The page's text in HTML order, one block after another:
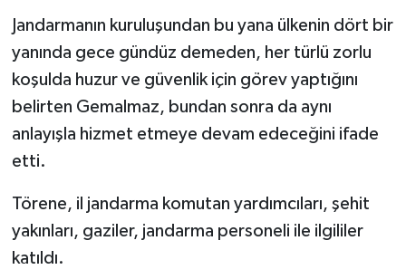
Jandarmanın kuruluşundan bu yana ülkenin dört bir
yanında gece gündüz demeden, her türlü zorlu
koşulda huzur ve güvenlik için görev yaptığını
belirten Gemalmaz, bundan sonra da aynı
anlayışla hizmet etmeye devam edeceğini ifade
etti.
Törene, il jandarma komutan yardımcıları, şehit
yakınları, gaziler, jandarma personeli ile ilgililer
katıldı.